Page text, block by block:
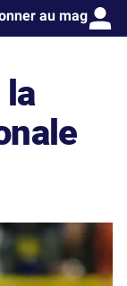
au mag